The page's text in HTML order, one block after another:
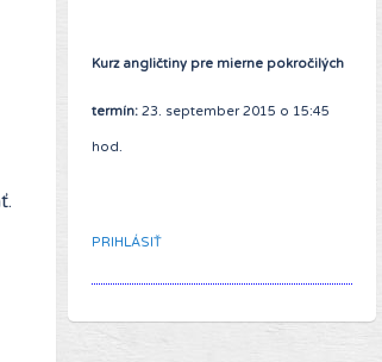
Kurz angličtiny pre mierne pokročilých
termín:23. september 2015 o 15:45
hod.
PRIHLÁSIŤ